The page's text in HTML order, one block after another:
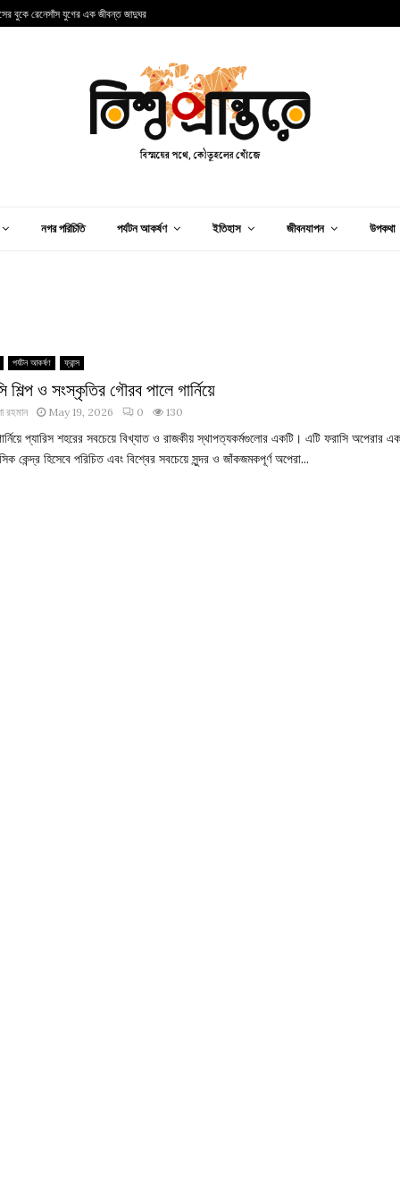
বুকে রেনেসাঁস যুগের এক জীবন্ত জাদুঘর
নগর পরিচিতি পর্যটন আকর্ষণ ইতিহাস জীবনযাপন উপকথা
পর্যটন আকর্ষণ ফ্রান্স
শিল্প ও সংস্কৃতির গৌরব পালে গার্নিয়ে
রহমান May 19, 2026 0 130
প্যারিস শহরের সবচেয়ে বিখ্যাত ও রাজকীয় স্থাপত্যকর্মগুলোর একটি। এটি ফরাসি অপেরার
কেন্দ্র হিসেবে পরিচিত এবং বিশ্বের সবচেয়ে সুন্দর ও জাঁকজমকপূর্ণ অপেরা...